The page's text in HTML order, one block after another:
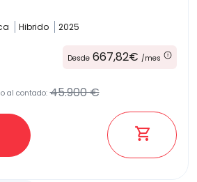
Hibrido 2025
Desde 667,82€ /mes
al contado: 45.900 €